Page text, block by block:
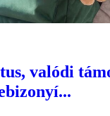
valódi